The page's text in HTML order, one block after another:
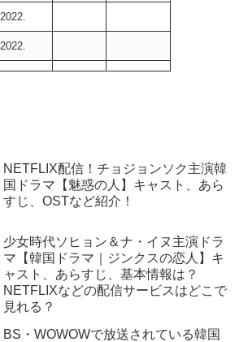
2022.
2022.
NETFLIX配信！チョジョンソク主演韓
国ドラマ【魅惑の人】キャスト、あら
すじ、OSTなど紹介！
少女時代ソヒョン＆ナ・イヌ主演ドラ
マ【韓国ドラマ｜ジンクスの恋人】キ
ャスト、あらすじ、基本情報は？
NETFLIXなどの配信サービスはどこで
見れる？
BS・WOWOWで放送されている韓国